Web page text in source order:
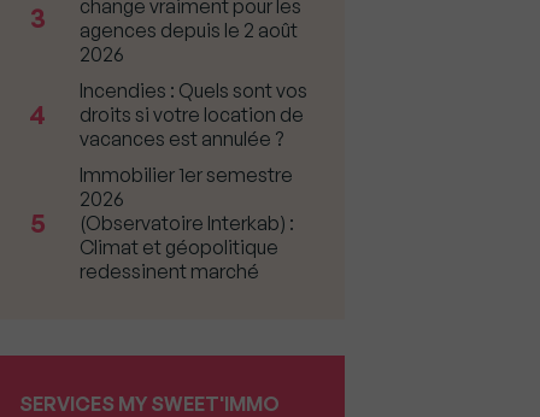
3
change vraiment pour les
agences depuis le 2 août
2026
4
Incendies : Quels sont vos
droits si votre location de
vacances est annulée ?
5
Immobilier 1er semestre
2026
(Observatoire Interkab) :
Climat et géopolitique
redessinent marché
SERVICES MY SWEET'IMMO